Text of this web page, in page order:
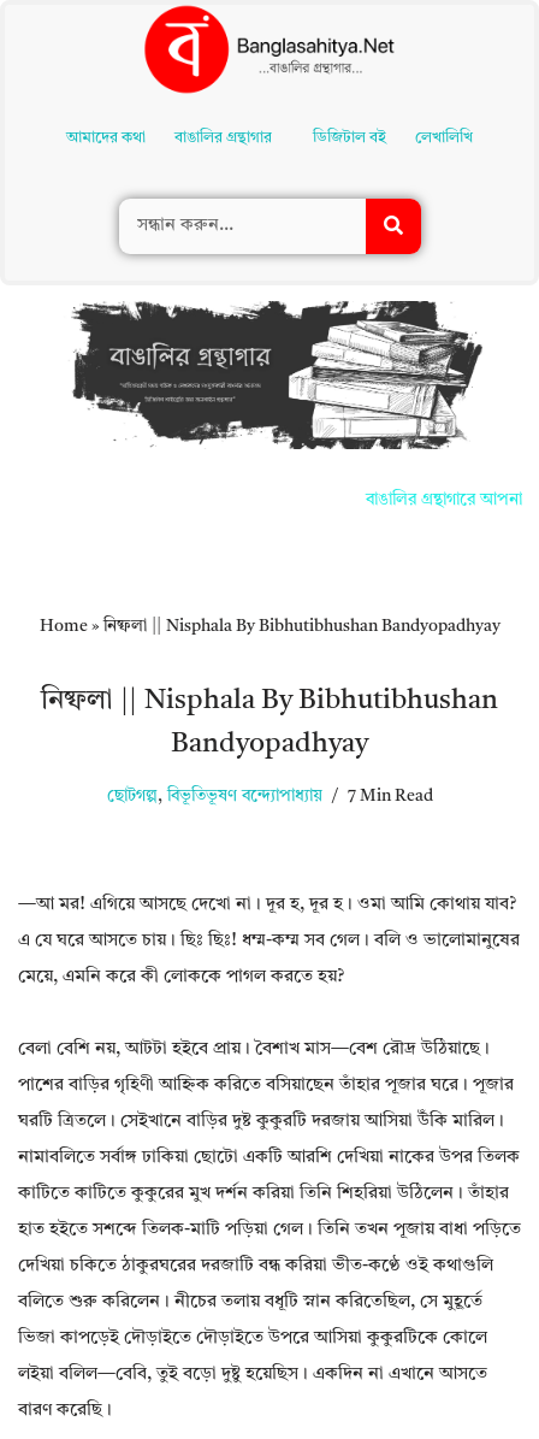
Contentআমাদের কথা বাঙালির গ্রন্থাগার ডিজিটাল বই লেখালিখি
বাঙালির গ্রন্থাগারে আপনাদের
Home»নিষ্ফলা || Nisphala By Bibhutibhushan Bandyopadhyay
নিষ্ফলা || Nisphala By Bibhutibhushan
Bandyopadhyay
ছোটগল্প , বিভূতিভূষণ বন্দ্যোপাধ্যায় 7 Min Read
—আ মর! এগিয়ে আসছে দেখো না। দূর হ, দূর হ। ওমা আমি কোথায় যাব?
এ যে ঘরে আসতে চায়। ছিঃ ছিঃ! ধম্ম-কম্ম সব গেল। বলি ও ভালোমানুষের
মেয়ে, এমনি করে কী লোককে পাগল করতে হয়?
বেলা বেশি নয়, আটটা হইবে প্রায়। বৈশাখ মাস—বেশ রৌদ্র উঠিয়াছে।
পাশের বাড়ির গৃহিণী আহ্নিক করিতে বসিয়াছেন তাঁহার পূজার ঘরে। পূজার
ঘরটি ত্রিতলে। সেইখানে বাড়ির দুষ্ট কুকুরটি দরজায় আসিয়া উঁকি মারিল।
নামাবলিতে সর্বাঙ্গ ঢাকিয়া ছোটো একটি আরশি দেখিয়া নাকের উপর তিলক
কাটিতে কাটিতে কুকুরের মুখ দর্শন করিয়া তিনি শিহরিয়া উঠিলেন। তাঁহার
হাত হইতে সশব্দে তিলক-মাটি পড়িয়া গেল। তিনি তখন পূজায় বাধা পড়িতে
দেখিয়া চকিতে ঠাকুরঘরের দরজাটি বন্ধ করিয়া ভীত-কণ্ঠে ওই কথাগুলি
বলিতে শুরু করিলেন। নীচের তলায় বধূটি স্নান করিতেছিল, সে মুহূর্তে
ভিজা কাপড়েই দৌড়াইতে দৌড়াইতে উপরে আসিয়া কুকুরটিকে কোলে
লইয়া বলিল—বেবি, তুই বড়ো দুষ্টু হয়েছিস। একদিন না এখানে আসতে
বারণ করেছি।